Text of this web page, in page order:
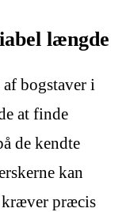
længde
bogstaver i
at finde
de kendte
kan
kræver præcis